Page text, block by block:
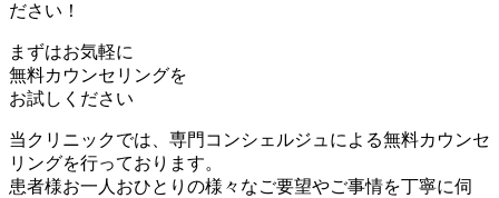
ださい！
まずはお気軽に
無料カウンセリングを
お試しください
当クリニックでは、専門コンシェルジュによる無料カウンセ
リングを行っております。
患者様お一人おひとりの様々なご要望やご事情を丁寧に伺